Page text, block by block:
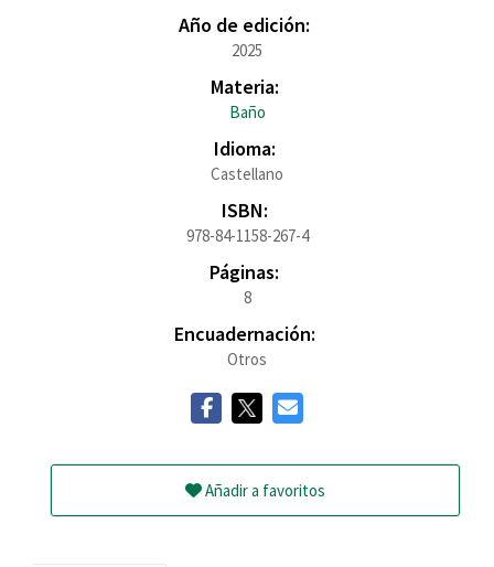
Año de edición:
2025
Materia:
Baño
Idioma:
Castellano
ISBN:
978-84-1158-267-4
Páginas:
8
Encuadernación:
Otros
Añadir a favoritos